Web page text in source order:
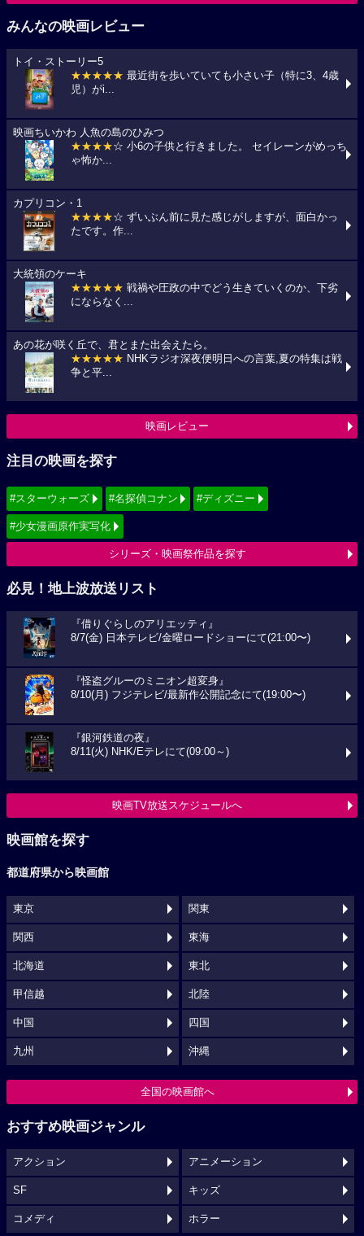
みんなの映画レビュー
トイ・ストーリー5
★★★★★ 最近街を歩いていても小さい子（特に3、4歳
児）がi...
映画ちいかわ 人魚の島のひみつ
★★★★☆ 小6の子供と行きました。 セイレーンがめっち
ゃ怖か...
カプリコン・1
★★★★☆ ずいぶん前に見た感じがしますが、面白かっ
たです。作...
大統領のケーキ
★★★★★ 戦禍や圧政の中でどう生きていくのか、下劣
にならなく...
あの花が咲く丘で、君とまた出会えたら。
★★★★★ NHKラジオ深夜便明日への言葉,夏の特集は戦
争と平...
映画レビュー
注目の映画を探す
#スターウォーズ #名探偵コナン #ディズニー
#少女漫画原作実写化
シリーズ・映画祭作品を探す
必見！地上波放送リスト
『借りぐらしのアリエッティ』
8/7(金) 日本テレビ/金曜ロードショーにて(21:00〜)
『怪盗グルーのミニオン超変身』
8/10(月) フジテレビ/最新作公開記念にて(19:00〜)
『銀河鉄道の夜』
8/11(火) NHK/Eテレにて(09:00～)
映画TV放送スケジュールへ
映画館を探す
都道府県から映画館
東京 関東
関西 東海
北海道 東北
甲信越 北陸
中国 四国
九州 沖縄
全国の映画館へ
おすすめ映画ジャンル
アクション アニメーション
SF キッズ
コメディ ホラー